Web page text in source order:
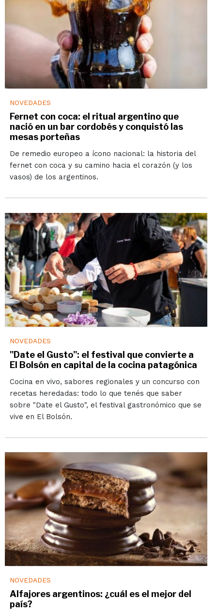
NOVEDADES
Fernet con coca: el ritual argentino que
nació en un bar cordobés y conquistó las
mesas porteñas
De remedio europeo a ícono nacional: la historia del
fernet con coca y su camino hacia el corazón (y los
vasos) de los argentinos.
NOVEDADES
"Date el Gusto": el festival que convierte a
El Bolsón en capital de la cocina patagónica
Cocina en vivo, sabores regionales y un concurso con
recetas heredadas: todo lo que tenés que saber
sobre "Date el Gusto", el festival gastronómico que se
vive en El Bolsón.
NOVEDADES
Alfajores argentinos: ¿cuál es el mejor del
país?